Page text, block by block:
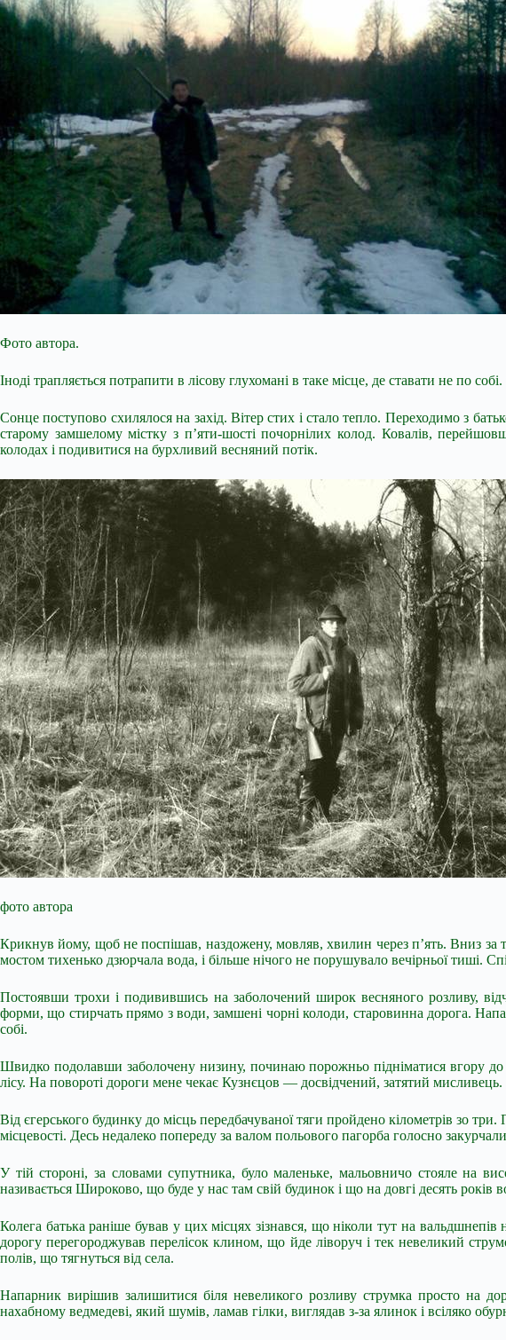
Фото автора.
Іноді трапляється потрапити в лісову глухомані в таке місце, де ставати не по
Сонце поступово схилялося на захід. Вітер стих і стало тепло. Переходимо з
старому замшелому містку з п’яти-шості почорнілих колод. Ковалів,
колодах і подивитися на бурхливий весняний потік.
фото автора
Крикнув йому, щоб не поспішав, наздожену, мовляв, хвилин через п’ять. Вниз за
мостом тихенько дзюрчала вода, і більше нічого не порушувало вечірньої тиші.
Постоявши трохи і подивившись на заболочений широк весняного розливу,
форми, що стирчать прямо з води, замшені чорні колоди, старовинна дорога.
собі.
Швидко подолавши заболочену низину, починаю порожньо підніматися вгору до
лісу. На повороті дороги мене чекає Кузнєцов — досвідчений, затятий мисливець.
Від єгерського будинку до місць передбачуваної тяги пройдено кілометрів зо
місцевості. Десь недалеко попереду за валом польового пагорба голосно
У тій стороні, за словами супутника, було маленьке, мальовничо стояле на
називається Широково, що буде у нас там свій будинок і що на довгі десять
Колега батька раніше бував у цих місцях зізнався, що ніколи тут на
дорогу перегороджував перелісок клином, що йде ліворуч і тек невеликий
полів, що тягнуться від села.
Напарник вирішив залишитися біля невеликого розливу струмка просто на
нахабному ведмедеві, який шумів, ламав гілки, виглядав з-за ялинок і всіляко